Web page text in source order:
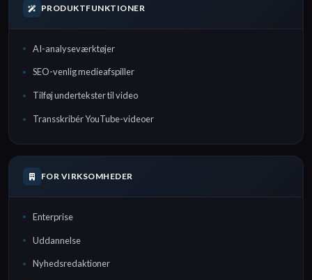
PRODUKTFUNKTIONER
AI-analyseværktøjer
SEO-venlig medieafspiller
Tilføj undertekster til video
Transskribér YouTube-videoer
FOR VIRKSOMHEDER
Enterprise
Uddannelse
Nyhedsredaktioner